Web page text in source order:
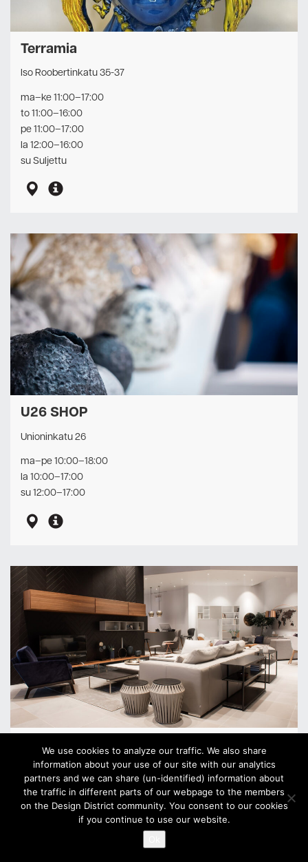
Terramia
Iso Roobertinkatu 35-37
ma–ke 11:00–17:00
to 11:00–16:00
pe 11:00–17:00
la 12:00–16:00
su Suljettu
U26 SHOP
Unioninkatu 26
ma–pe 10:00–18:00
la 10:00–17:00
su 12:00–17:00
Vepsäläinen Annankatu
Annankatu 25
ma–pe 10:00–18:00
la 10:00–15:00
We use cookies to analyze our traffic. We also share
information about your use of our site with our analytics
partners and we can share (un-identified) information about
the traffic in different parts of our webpage to the members
on the Design District community. You consent to our cookies
if you continue to use our website.